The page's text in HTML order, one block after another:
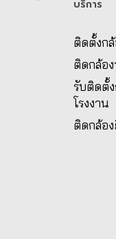
บริการ
ติดตั้งก
ติดกล้อง
รับติดตั้
โรงงาน
ติดกล้อ